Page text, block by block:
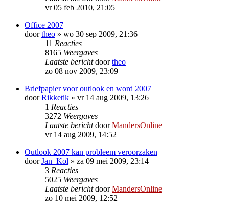
vr 05 feb 2010, 21:05
Office 2007
doortheo » wo 30 sep 2009, 21:36
11 Reacties
8165 Weergaves
Laatste berichtdoortheo
zo 08 nov 2009, 23:09
Briefpapier voor outlook en word 2007
doorRikketik » vr 14 aug 2009, 13:26
1 Reacties
3272 Weergaves
Laatste berichtdoorMandersOnline
vr 14 aug 2009, 14:52
Outlook 2007 kan probleem veroorzaken
doorJan_Kol » za 09 mei 2009, 23:14
3 Reacties
5025 Weergaves
Laatste berichtdoorMandersOnline
zo 10 mei 2009, 12:52